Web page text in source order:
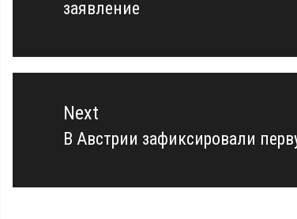
post:
заявление
Next
Next
В Австрии зафиксировали